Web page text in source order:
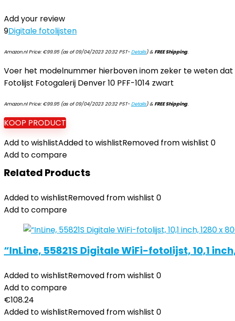
Add your review
9Digitale fotolijsten
Amazon.nl Price: €99.95(as of 09/04/2023 20:32 PST-Details)&FREE Shipping.
Voer het modelnummer hierboven inom zeker te weten dat
Fotolijst Fotogalerij Denver 10 PFF-1014 zwart
Amazon.nl Price: €99.95(as of 09/04/2023 20:32 PST-Details)&FREE Shipping.
KOOP PRODUCT
Add to wishlistAdded to wishlistRemoved from wishlist 0
Add to compare
Related Products
Added to wishlistRemoved from wishlist 0
Add to compare
“InLine, 55821S Digitale WiFi-fotolijst, 10,1
Added to wishlistRemoved from wishlist 0
Add to compare
€108.24
Added to wishlistRemoved from wishlist 0